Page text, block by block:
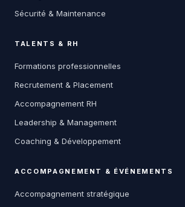
Sécurité & Maintenance
TALENTS & RH
Formations professionnelles
Recrutement & Placement
Accompagnement RH
Leadership & Management
Coaching & Développement
ACCOMPAGNEMENT & ÉVÉNEMENTS
Accompagnement stratégique